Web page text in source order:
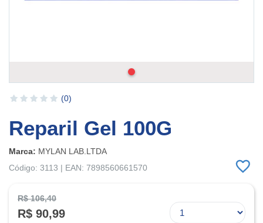
(0)
Reparil Gel 100G
Marca: MYLAN LAB.LTDA
Código: 3113 | EAN: 7898560661570
R$ 106,40
R$ 90,99